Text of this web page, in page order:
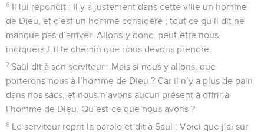
6 Il lui répondit : Il y a justement dans cette ville un homme
de Dieu, et c’est un homme considéré ; tout ce qu’il dit ne
manque pas d’arriver. Allons-y donc, peut-être nous
indiquera-t-il le chemin que nous devons prendre.
7 Saül dit à son serviteur : Mais si nous y allons, que
porterons-nous à l’homme de Dieu ? Car il n’y a plus de pain
dans nos sacs, et nous n’avons aucun présent à offrir à
l’homme de Dieu. Qu’est-ce que nous avons ?
8 Le serviteur reprit la parole et dit à Saül : Voici que j’ai sur